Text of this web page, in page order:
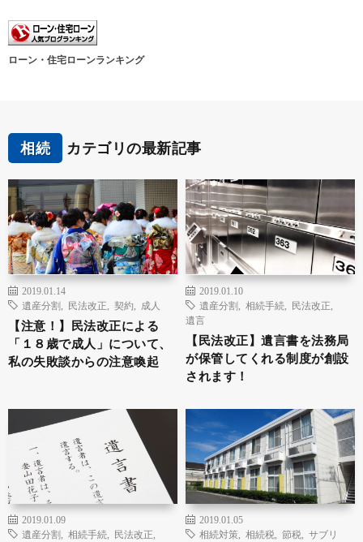
ローン・住宅ローンランキング
相続 カテゴリの最新記事
2019.01.14
遺産分割
民法改正 契約 成人
【注意！】民法改正による
「１８歳で成人」について、
私の失敗談からの注意喚起
2019.01.10
遺産分割
相続手続 民法改正
遺言
【民法改正】遺言書を法務局
が保管してくれる制度が創設
されます！
2019.01.09
遺産分割
相続手続 民法改正
2019.01.05
相続対策
相続税 節税
サブリ